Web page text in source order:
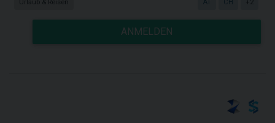
Urlaub & Reisen AT CH +2
ANMELDEN